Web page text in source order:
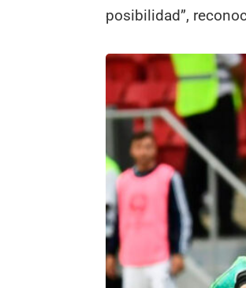
posibilidad”,